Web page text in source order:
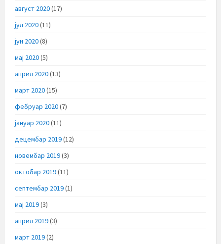
август 2020(17)
јул 2020(11)
јун 2020(8)
мај 2020(5)
април 2020(13)
март 2020(15)
фебруар 2020(7)
јануар 2020(11)
децембар 2019(12)
новембар 2019(3)
октобар 2019(11)
септембар 2019(1)
мај 2019(3)
април 2019(3)
март 2019(2)